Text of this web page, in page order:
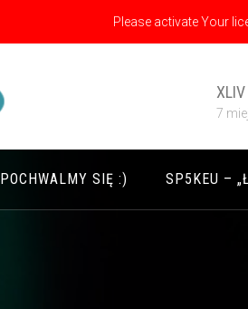
7
POCHWALMY SIĘ :) SP5KEU –
Please activate Your